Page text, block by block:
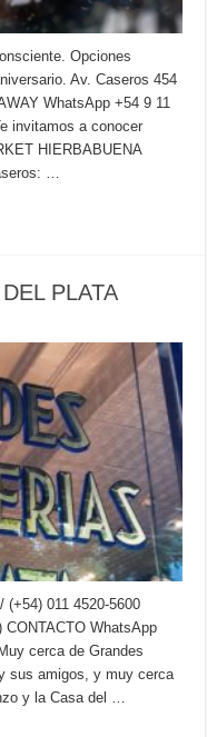
Opciones
Av. Caseros 454
WhatsApp +54 9 11
invitamos a conocer
HIERBABUENA
…
PLATA
(+54) 011 4520-5600
CONTACTO WhatsApp
cerca de Grandes
sus amigos, y muy cerca
y la Casa del …